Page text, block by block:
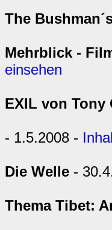
The
Mehrblick -
einsehen
EXIL von Tony
- 1.5.2008 -
Die Welle -
Thema Tibet: